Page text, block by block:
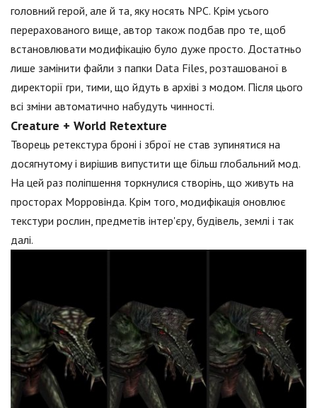
головний герой, але й та, яку носять NPC. Крім усього
перерахованого вище, автор також подбав про те, щоб
встановлювати модифікацію було дуже просто. Достатньо
лише замінити файли з папки Data Files, розташованої в
директорії гри, тими, що йдуть в архіві з модом. Після цього
всі зміни автоматично набудуть чинності.
Creature + World Retexture
Творець ретекстура броні і зброї не став зупинятися на
досягнутому і вирішив випустити ще більш глобальний мод.
На цей раз поліпшення торкнулися створінь, що живуть на
просторах Морровінда. Крім того, модифікація оновлює
текстури рослин, предметів інтер'єру, будівель, землі і так
далі.